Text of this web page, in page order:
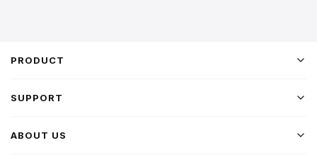
PRODUCT
SUPPORT
ABOUT US